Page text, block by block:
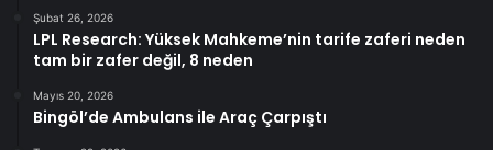
Şubat 26, 2026
LPL Research: Yüksek Mahkeme’nin tarife zaferi neden
tam bir zafer değil, 8 neden
Mayıs 20, 2026
Bingöl’de Ambulans ile Araç Çarpıştı